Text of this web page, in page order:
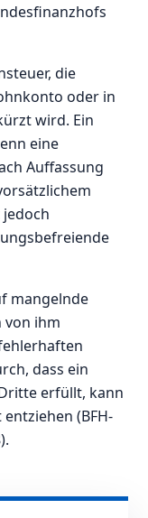
die
oder in
wird. Ein
eine
Auffassung
mangelnde
von ihm
dass ein
erfüllt, kann
(BFH-